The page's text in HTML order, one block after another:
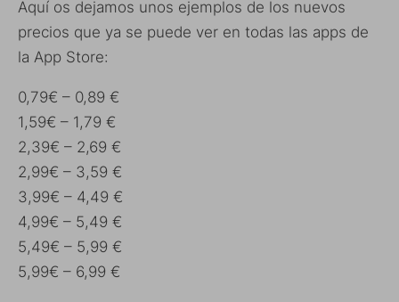
Aquí os dejamos unos ejemplos de los nuevos
precios que ya se puede ver en todas las apps de
la App Store:
0,79€ – 0,89 €
1,59€ – 1,79 €
2,39€ – 2,69 €
2,99€ – 3,59 €
3,99€ – 4,49 €
4,99€ – 5,49 €
5,49€ – 5,99 €
5,99€ – 6,99 €